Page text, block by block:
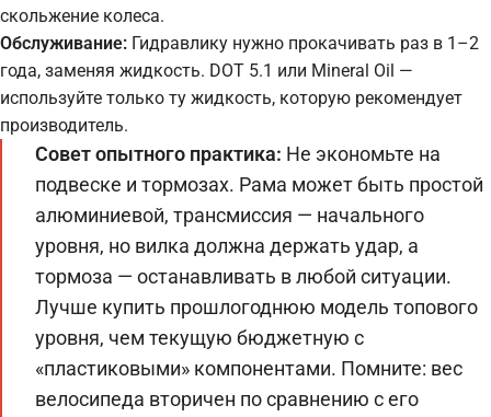
скольжение колеса.
Обслуживание: Гидравлику нужно прокачивать раз в 1–2
года, заменяя жидкость. DOT 5.1 или Mineral Oil —
используйте только ту жидкость, которую рекомендует
производитель.
Совет опытного практика: Не экономьте на
подвеске и тормозах. Рама может быть простой
алюминиевой, трансмиссия — начального
уровня, но вилка должна держать удар, а
тормоза — останавливать в любой ситуации.
Лучше купить прошлогоднюю модель топового
уровня, чем текущую бюджетную с
«пластиковыми» компонентами. Помните: вес
велосипеда вторичен по сравнению с его